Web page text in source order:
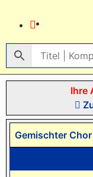
Ihre
Gemischter Chor